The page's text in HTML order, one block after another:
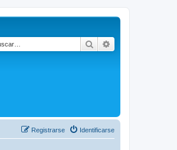
Buscar
Identificarse
Registrarse